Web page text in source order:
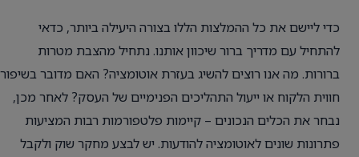
כדי ליישם את כל ההמלצות הללו בצורה היעילה ביותר, כדאי
להתחיל עם מדריך ברור שיכוון אותנו. נתחיל מהצבת מטרות
ברורות. מה אנו רוצים להשיג בעזרת אוטומציה? האם מדובר בשיפור
חווית הלקוח או ייעול התהליכים הפנימיים של העסק? לאחר מכן,
נבחר את הכלים הנכונים – קיימות פלטפורמות רבות המציעות
פתרונות שונים לאוטומציה להודעות. יש לבצע מחקר שוק ולקבל